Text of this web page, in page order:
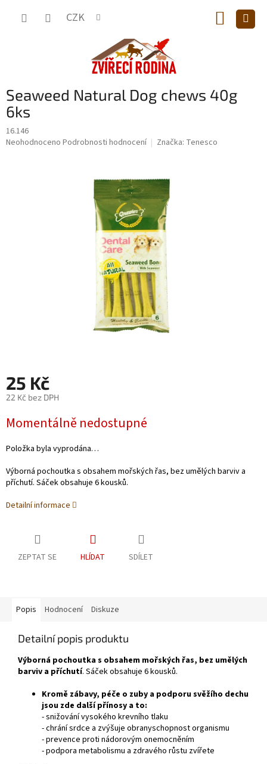
CZK
KOŠÍK
Seaweed Natural Dog chews 40g
6ks
16.146
Průměrné
Neohodnoceno Podrobnosti hodnocení Značka: Tenesco
25 Kč
22 Kč bez DPH
cena:
Momentálně nedostupné
Položka byla vyprodána…
Výborná pochoutka s obsahem mořských řas, bez umělých barviv a
příchutí. Sáček obsahuje 6 kousků.
Detailní informace
ZEPTAT SE HLÍDAT SDÍLET
Popis Hodnocení Diskuze
Detailní popis produktu
Výborná pochoutka s obsahem mořských řas, bez umělých
barviv a příchutí. Sáček obsahuje 6 kousků.
Kromě zábavy, péče o zuby a podporu svěžího dechu
jsou zde další přínosy a to:
- snižování vysokého krevního tlaku
- chrání srdce a zvýšuje obranyschopnost organismu
- prevence proti nádorovým onemocněním
- podpora metabolismu a zdravého růstu zvířete